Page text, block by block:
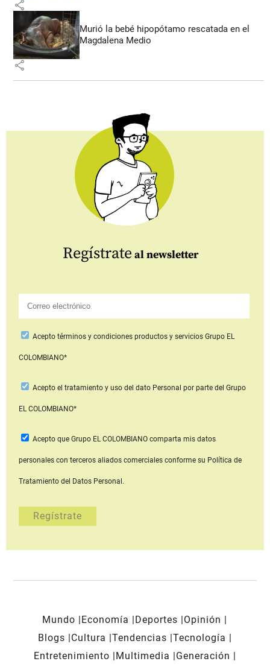
share
Murió la bebé hipopótamo rescatada en el
Magdalena Medio
share
Regístrate al newsletter
Aceptotérminos y condiciones productos y serviciosGrupo EL
COLOMBIANO*
Acepto el tratamiento y uso del dato Personal por parte del Grupo
EL COLOMBIANO*
Acepto que Grupo EL COLOMBIANOcomparta mis datos
personales con terceros aliados comerciales conforme su Política de
Tratamiento del Datos Personal.
Mundo Economía Deportes
Opinión
Blogs
Cultura Tendencias Tecnología
Entretenimiento
Multimedia
Generación